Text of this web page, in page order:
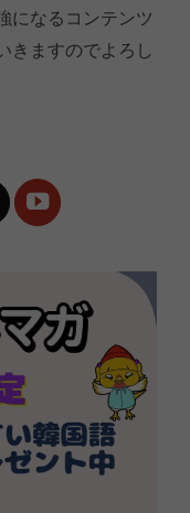
になるコンテンツ
きますのでよろし